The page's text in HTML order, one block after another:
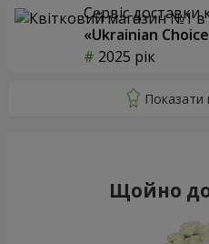
Сервіс доставки
«Ukrainian
2025 рік
Щойно